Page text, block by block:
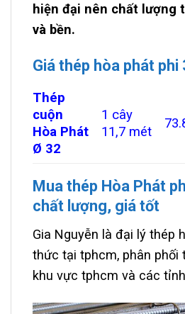
hiện đại nên chất lượng
và bền.
Giá thép hòa phát phi
Thép
cuộn
Hòa Phát
Ø 32
1 cây
11,7 mét
Mua thép Hòa Phát
chất lượng, giá tốt
Gia Nguyễn là đại lý thép
thức tại tphcm, phân phối
khu vực tphcm và các